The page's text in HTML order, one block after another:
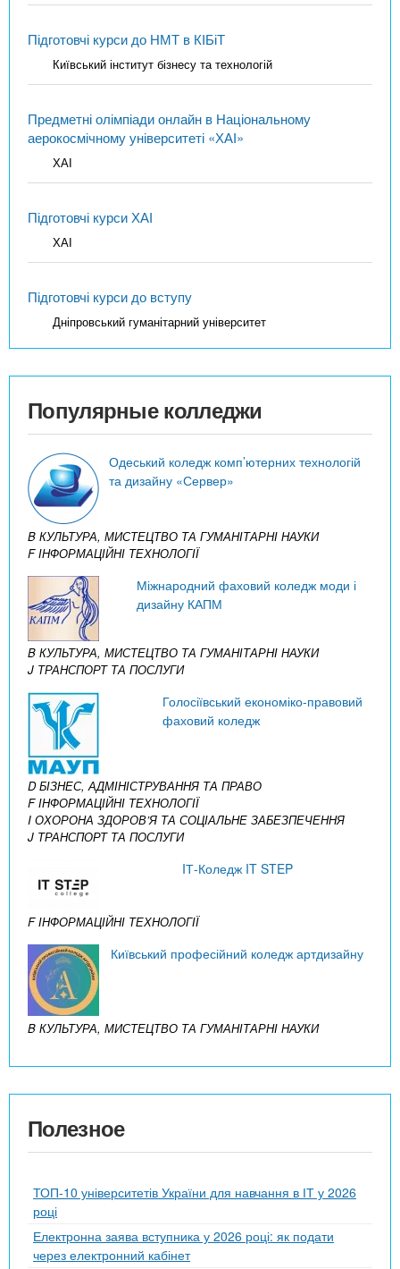
Підготовчі курси до НМТ в КІБіТ
Київський інститут бізнесу та технологій
Предметні олімпіади онлайн в Національному
аерокосмічному університеті «ХАІ»
ХАІ
Підготовчі курси ХАІ
ХАІ
Підготовчі курси до вступу
Дніпровський гуманітарний університет
Популярные колледжи
Одеський коледж комп’ютерних технологій
та дизайну «Сервер»
B КУЛЬТУРА, МИСТЕЦТВО ТА ГУМАНІТАРНІ НАУКИ
F ІНФОРМАЦІЙНІ ТЕХНОЛОГІЇ
Міжнародний фаховий коледж моди і
дизайну КАПМ
B КУЛЬТУРА, МИСТЕЦТВО ТА ГУМАНІТАРНІ НАУКИ
J ТРАНСПОРТ ТА ПОСЛУГИ
Голосіївський економіко-правовий
фаховий коледж
D БІЗНЕС, АДМІНІСТРУВАННЯ ТА ПРАВО
F ІНФОРМАЦІЙНІ ТЕХНОЛОГІЇ
I ОХОРОНА ЗДОРОВ’Я ТА СОЦІАЛЬНЕ ЗАБЕЗПЕЧЕННЯ
J ТРАНСПОРТ ТА ПОСЛУГИ
IТ-Коледж IT STEP
F ІНФОРМАЦІЙНІ ТЕХНОЛОГІЇ
Київський професійний коледж артдизайну
B КУЛЬТУРА, МИСТЕЦТВО ТА ГУМАНІТАРНІ НАУКИ
Полезное
ТОП-10 університетів України для навчання в ІТ у 2026
році
Електронна заява вступника у 2026 році: як подати
через електронний кабінет